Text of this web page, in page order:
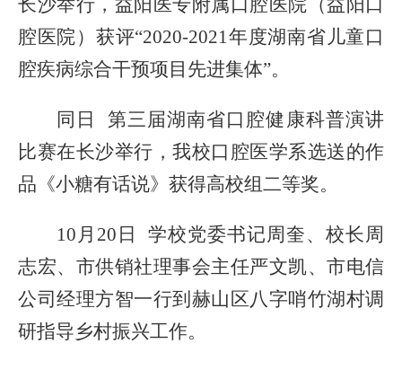
长沙举行，益阳医专附属口腔医院（益阳口
腔医院）获评“2020-2021年度湖南省儿童口
腔疾病综合干预项目先进集体”。
同日
第三届湖南省口腔健康科普演讲
比赛在长沙举行 ， 我校口腔医学系选送的作
品《小糖有话说》获得高校组二等奖。
10月20日
学校党委书记周奎、校长周
志宏、 市供销社理事会主任严文凯、市电信
公司经理方智一行到赫山区八字哨竹湖村调
研指导乡村振兴工作。